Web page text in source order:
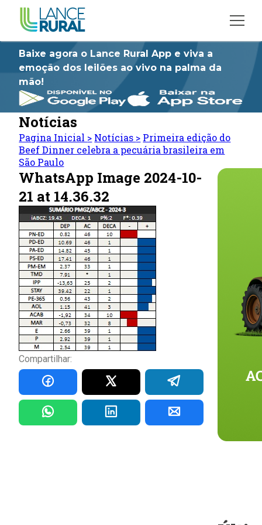
Baixe agora o Lance Rural App e viva a
emoção dos leilões ao vivo na palma da
mão!
Notícias
Pagina Inicial > Notícias > Primeira edição do
Beef Dinner celebra a pecuária brasileira em
São Paulo
WhatsApp Image 2024-10-
21 at 14.36.32
Compartilhar: